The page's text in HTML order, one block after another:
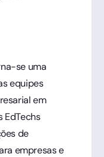
se uma
equipes
em
EdTechs
de
empresas e